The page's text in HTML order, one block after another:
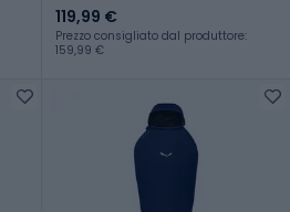
119,99 €
Prezzo consigliato dal produttore:
159,99 €